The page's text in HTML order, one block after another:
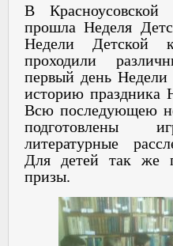
В Красноусовской
прошла Неделя
Недели Детской
проходили
первый день Недели
историю праздника
Всю последующею
подготовлены
литературные
Для детей так же
призы.